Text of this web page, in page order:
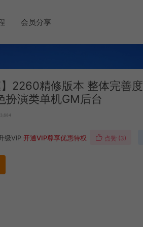
会员分享
2260精修版本 整体完善度
扮演类单机GM后台
3,684
级VIP 开通VIP尊享优惠特权 点赞 (3)